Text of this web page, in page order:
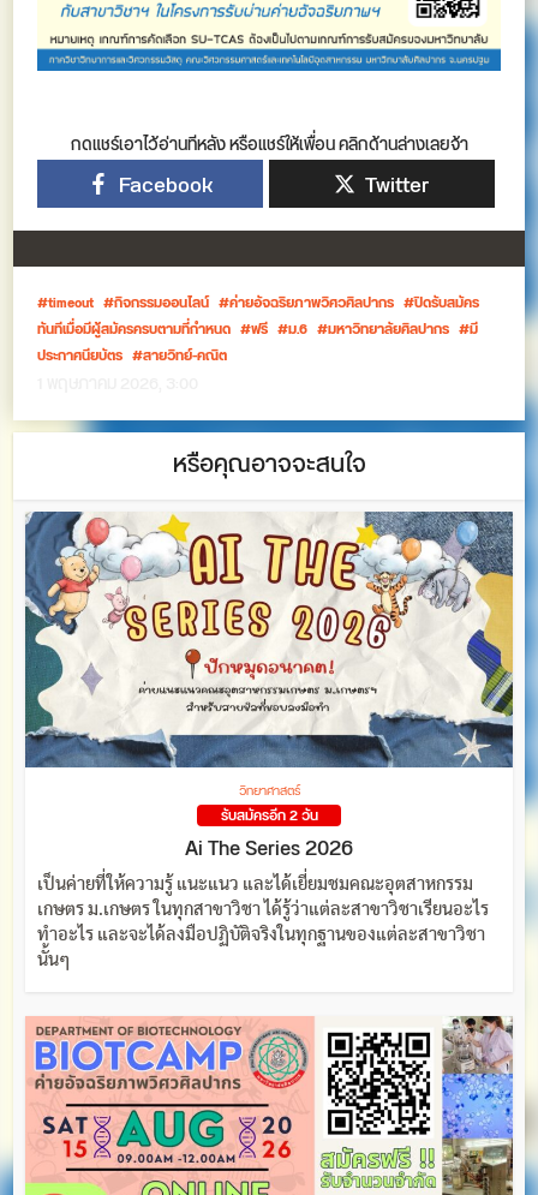
กดแชร์เอาไว้อ่านทีหลัง หรือแชร์ให้เพื่อน คลิกด้านล่างเลยจ้า
Facebook Twitter
timeout กิจกรรมออนไลน์ ค่ายอัจฉริยภาพวิศวศิลปากร
ปิดรับสมัคร
ทันทีเมื่อมีผู้สมัครครบตามที่กำหนด
ฟรี ม.6 มหาวิทยาลัยศิลปากร
มี
ประกาศนียบัตร
สายวิทย์-คณิต
หรือคุณอาจจะสนใจ
วิทยาศาสตร์
รับสมัครอีก 2 วัน
Ai The Series 2026
เป็นค่ายที่ให้ความรู้ แนะแนว และได้เยี่ยมชมคณะอุตสาหกรรม
เกษตร ม.เกษตร ในทุกสาขาวิชา ได้รู้ว่าแต่ละสาขาวิชาเรียนอะไร
ทำอะไร และจะได้ลงมือปฏิบัติจริงในทุกฐานของแต่ละสาขาวิชา
นั้นๆ